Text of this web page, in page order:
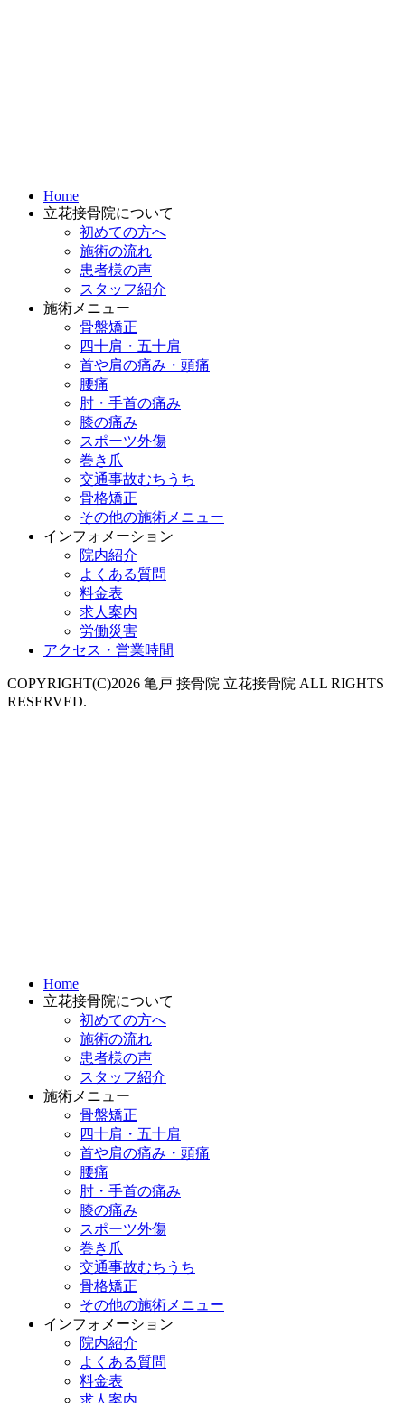
Home
立花接骨院について
初めての方へ
施術の流れ
患者様の声
スタッフ紹介
施術メニュー
骨盤矯正
四十肩・五十肩
首や肩の痛み・頭痛
腰痛
肘・手首の痛み
膝の痛み
スポーツ外傷
巻き爪
交通事故むちうち
骨格矯正
その他の施術メニュー
インフォメーション
院内紹介
よくある質問
料金表
求人案内
労働災害
アクセス・営業時間
COPYRIGHT(C)2026 亀戸 接骨院 立花接骨院 ALL RIGHTS
RESERVED.
Home
立花接骨院について
初めての方へ
施術の流れ
患者様の声
スタッフ紹介
施術メニュー
骨盤矯正
四十肩・五十肩
首や肩の痛み・頭痛
腰痛
肘・手首の痛み
膝の痛み
スポーツ外傷
巻き爪
交通事故むちうち
骨格矯正
その他の施術メニュー
インフォメーション
院内紹介
よくある質問
料金表
求人案内